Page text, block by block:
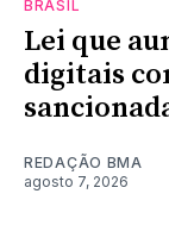
BRASIL
Lei que
digitais
REDAÇÃO BMA
agosto 7, 2026